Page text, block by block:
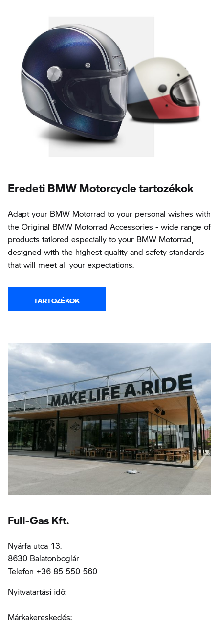
Eredeti BMW Motorcycle tartozékok
Adapt your BMW Motorrad to your personal wishes with
the Original BMW Motorrad Accessories - wide range of
products tailored especially to your BMW Motorrad,
designed with the highest quality and safety standards
that will meet all your expectations.
TARTOZÉKOK
Full-Gas Kft.
Nyárfa utca 13.
8630 Balatonboglár
Telefon +36 85 550 560
Nyitvatartási idő:
Márkakereskedés: